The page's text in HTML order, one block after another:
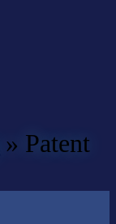
» Patent